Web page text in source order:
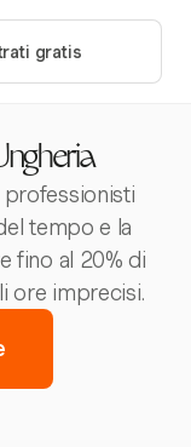
gratis
tempo e la
fino al 20% di
ore imprecisi.